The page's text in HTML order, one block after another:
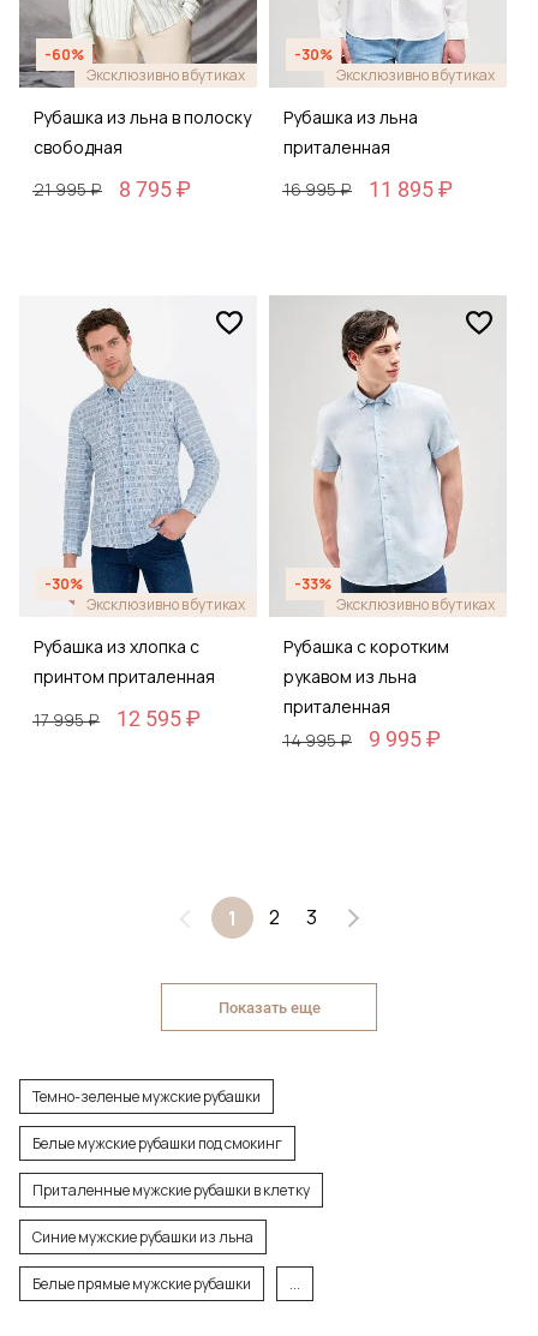
-60%
Эксклюзивно в бутиках
Рубашка из льна в полоску
свободная
21 995 ₽
8 795 ₽
-30%
Эксклюзивно в бутиках
Рубашка из льна
приталенная
16 995 ₽
11 895 ₽
-30%
Эксклюзивно в бутиках
Рубашка из хлопка с
принтом приталенная
17 995 ₽
12 595 ₽
-33%
Эксклюзивно в бутиках
Рубашка с коротким
рукавом из льна
приталенная
14 995 ₽
9 995 ₽
1 2 3
Показать еще
Темно-зеленые мужские рубашки
Белые мужские рубашки под смокинг
Приталенные мужские рубашки в клетку
Синие мужские рубашки из льна
Белые прямые мужские рубашки ...